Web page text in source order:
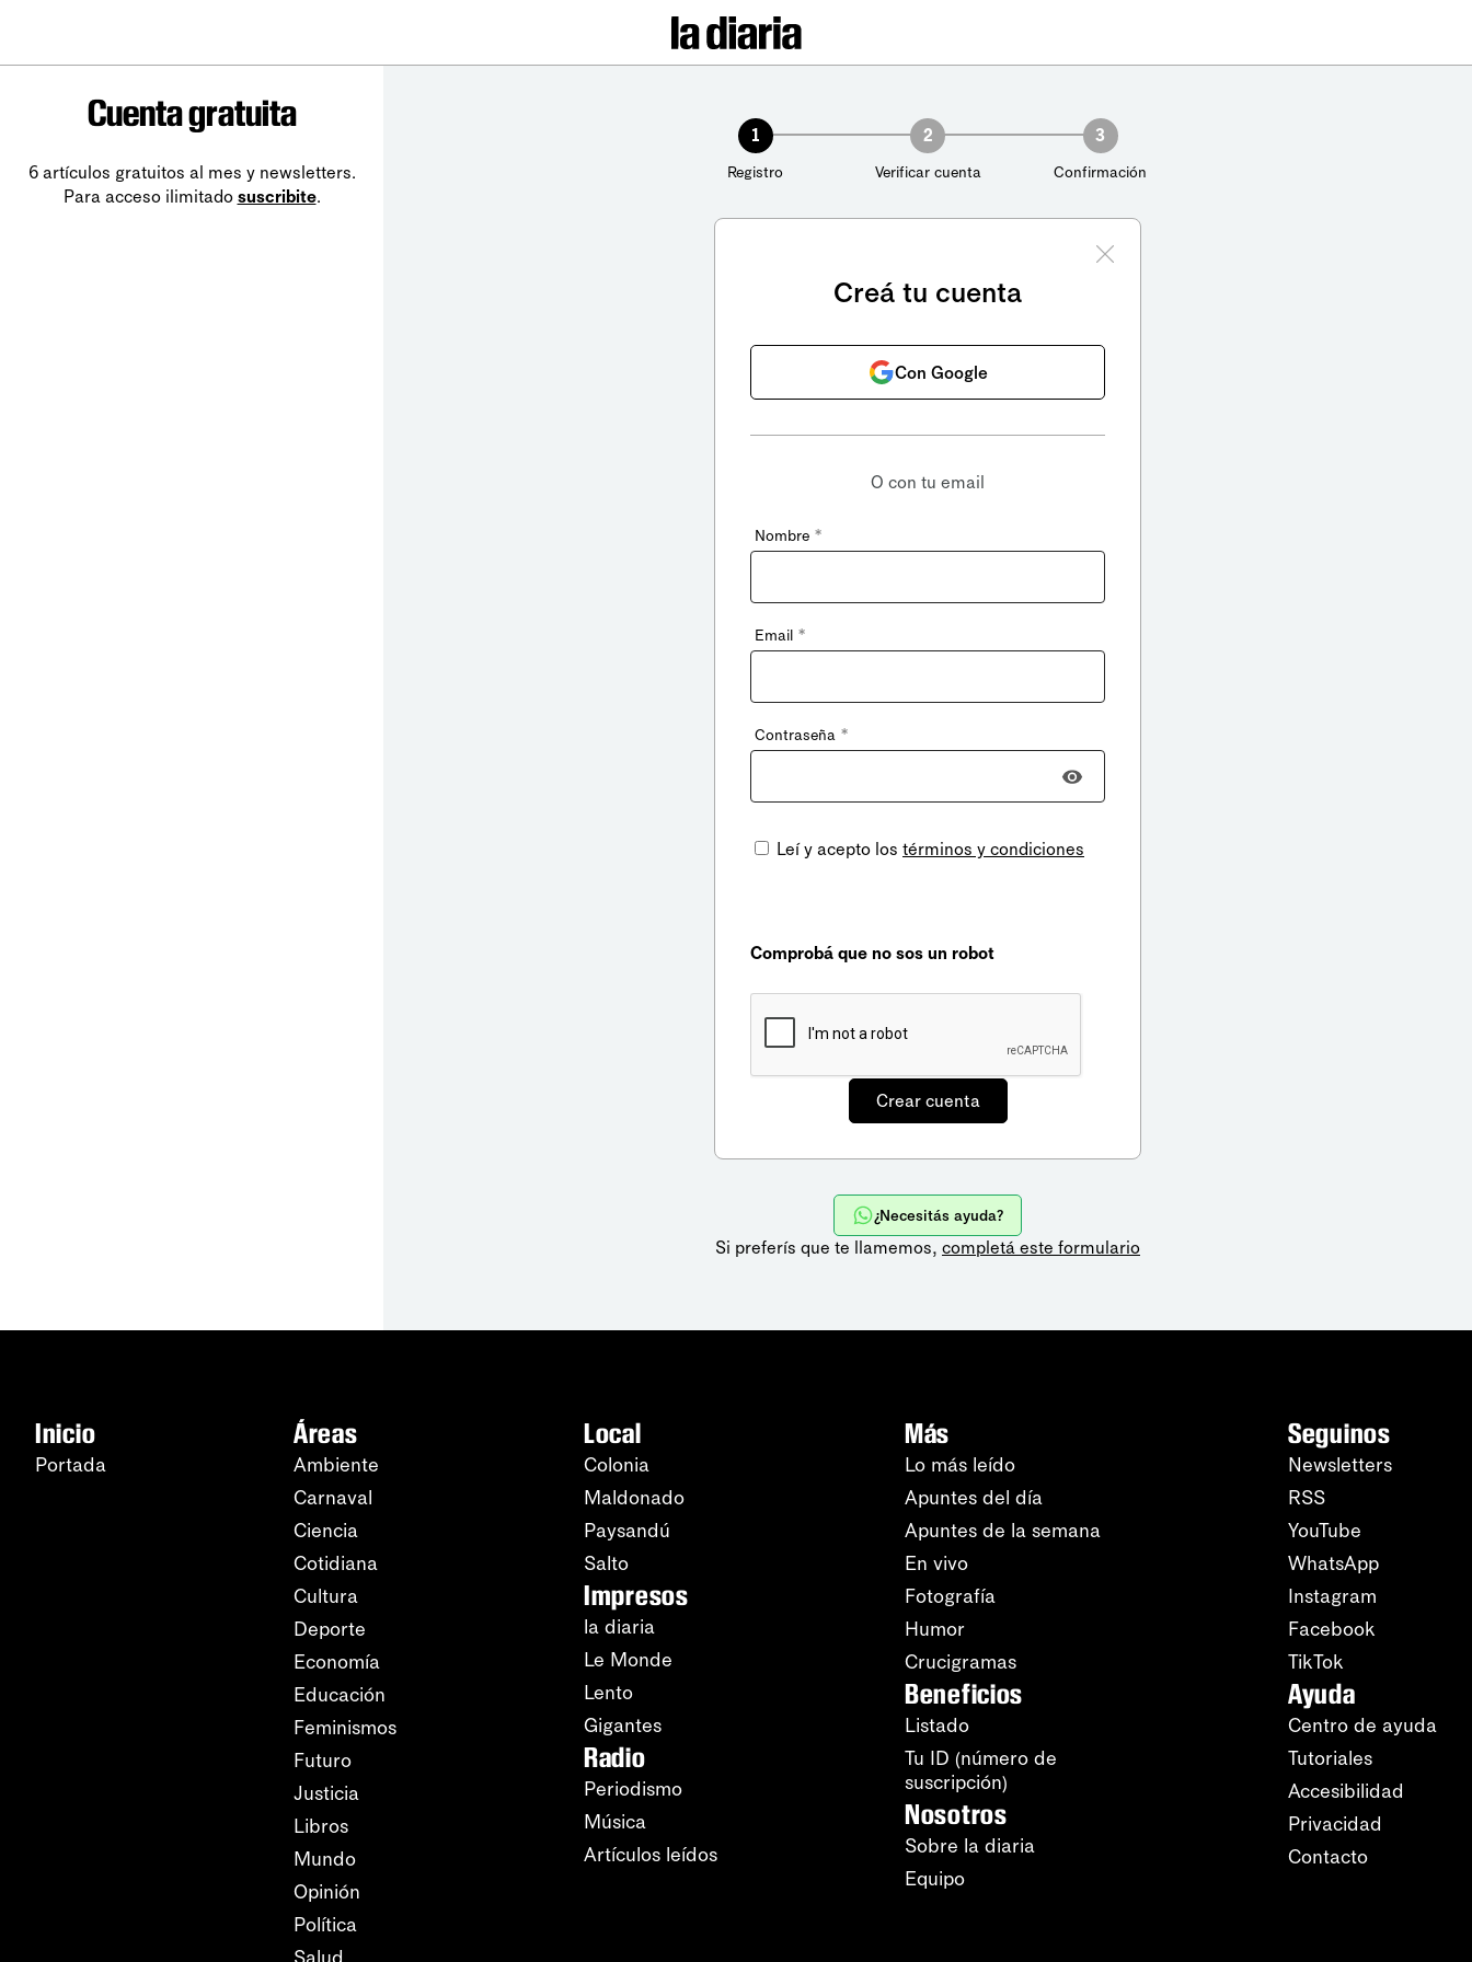
Cuenta gratuita
6 artículos gratuitos al mes y newsletters.
Para acceso ilimitado suscribite.
1
Registro
2
Verificar cuenta
3
Confirmación
Creá tu cuenta
Con Google
O con tu email
Nombre *
Email *
Contraseña *
Leí y acepto los términos y condiciones
Comprobá que no sos un robot
¿Necesitás ayuda?
Si preferís que te llamemos, completá este formulario
Inicio
Portada
Áreas
Ambiente
Carnaval
Ciencia
Cotidiana
Cultura
Deporte
Economía
Educación
Feminismos
Futuro
Justicia
Libros
Mundo
Opinión
Política
Local
Colonia
Maldonado
Paysandú
Salto
Impresos
la diaria
Le Monde
Lento
Gigantes
Radio
Periodismo
Música
Artículos leídos
Más
Lo más leído
Apuntes del día
Apuntes de la semana
En vivo
Fotografía
Humor
Crucigramas
Beneficios
Listado
Tu ID (número de
suscripción)
Nosotros
Sobre la diaria
Equipo
Seguinos
Newsletters
RSS
YouTube
WhatsApp
Instagram
Facebook
TikTok
Ayuda
Centro de ayuda
Tutoriales
Accesibilidad
Privacidad
Contacto